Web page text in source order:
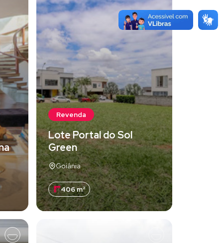
Revenda
Lote Portal do Sol
Green
Goiânia
406 m²